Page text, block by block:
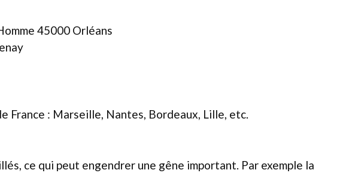
45000 Orléans
France : Marseille, Nantes, Bordeaux, Lille, etc.
ce qui peut engendrer une gêne important. Par exemple la